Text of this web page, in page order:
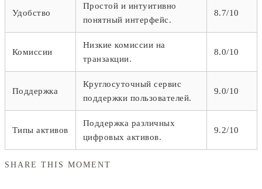
Удобство
Простой и интуитивно
понятный интерфейс.
8.7/10
Комиссии
Низкие комиссии на
транзакции.
8.0/10
Поддержка
Круглосуточный сервис
поддержки пользователей.
9.0/10
Типы активов
Поддержка различных
цифровых активов.
9.2/10
SHARE THIS MOMENT